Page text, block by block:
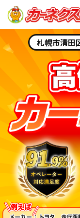
札幌市清田